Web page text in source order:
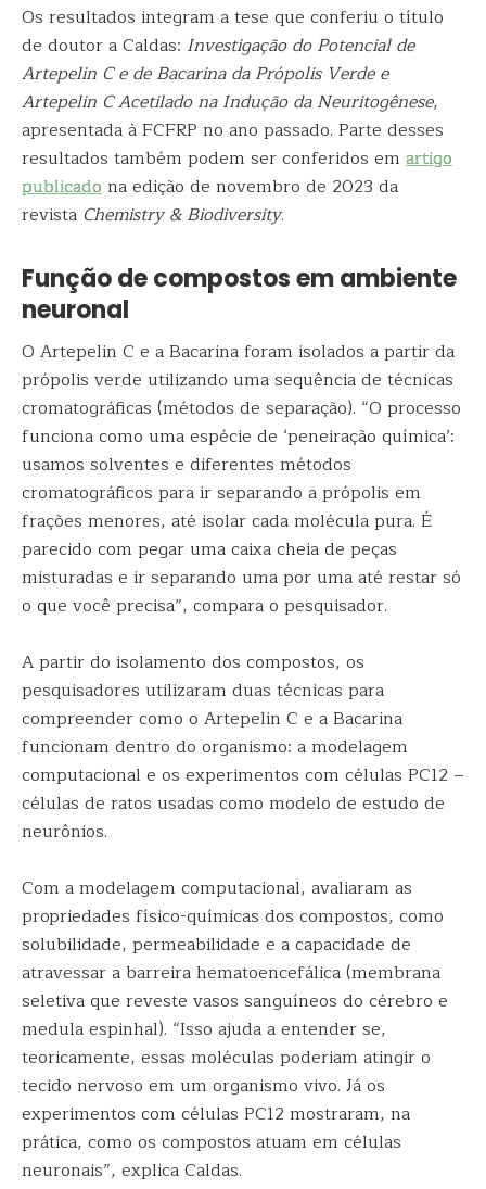
Os resultados integram a tese que conferiu o título
de doutor a Caldas: Investigação do Potencial de
Artepelin C e de Bacarina da Própolis Verde e
Artepelin C Acetilado na Indução da Neuritogênese,
apresentada à FCFRP no ano passado. Parte desses
resultados também podem ser conferidos em artigo
publicadona edição de novembro de 2023 da
revista Chemistry & Biodiversity.
Função de compostos em ambiente
neuronal
O Artepelin C e a Bacarina foram isolados a partir da
própolis verde utilizando uma sequência de técnicas
cromatográficas (métodos de separação). “O processo
funciona como uma espécie de ‘peneiração química’:
usamos solventes e diferentes métodos
cromatográficos para ir separando a própolis em
frações menores, até isolar cada molécula pura. É
parecido com pegar uma caixa cheia de peças
misturadas e ir separando uma por uma até restar só
o que você precisa”, compara o pesquisador.
A partir do isolamento dos compostos, os
pesquisadores utilizaram duas técnicas para
compreender como o Artepelin C e a Bacarina
funcionam dentro do organismo: a modelagem
computacional e os experimentos com células PC12 –
células de ratos usadas como modelo de estudo de
neurônios.
Com a modelagem computacional, avaliaram as
propriedades físico-químicas dos compostos, como
solubilidade, permeabilidade e a capacidade de
atravessar a barreira hematoencefálica (membrana
seletiva que reveste vasos sanguíneos do cérebro e
medula espinhal). “Isso ajuda a entender se,
teoricamente, essas moléculas poderiam atingir o
tecido nervoso em um organismo vivo. Já os
experimentos com células PC12 mostraram, na
prática, como os compostos atuam em células
neuronais”, explica Caldas.